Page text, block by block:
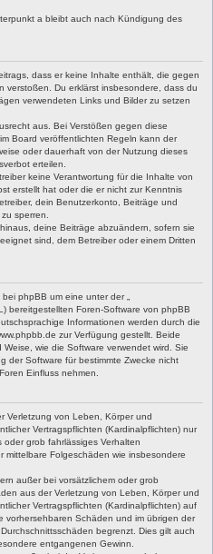
a bleibt auch nach Kündigung des
dass er keine Inhalte enthält, die gegen
verstoßen. Du erklärst insbesondere, dass du
verwendeten Links und Bilder zu setzen
aus. Bei Verstößen gegen diese
Board veröffentlichten Regeln kann der
oder dauerhaft von der Nutzung dieses
erteilen.
keine Verantwortung für die Inhalte von
erstellt hat oder die er nicht zur Kenntnis
dein Benutzerkonto, Beiträge und
sperren.
deine Beiträge abzuändern, sofern sie
sind, dem Betreiber oder einem Dritten
phpBB um eine unter der „
bereitgestellten Foren-Software von phpBB
Informationen werden durch die
zur Verfügung gestellt. Beide
wie die Software verwendet wird. Sie
der Software für bestimmte Zwecke nicht
Einfluss nehmen.
Verletzung von Leben, Körper und
Vertragspflichten (Kardinalpflichten) nur
grob fahrlässiges Verhalten
mittelbare Folgeschäden wie insbesondere
außer bei vorsätzlichem oder grob
aus der Verletzung von Leben, Körper und
Vertragspflichten (Kardinalpflichten) auf
vorhersehbaren Schäden und im übrigen der
begrenzt. Dies gilt auch
entgangenen Gewinn.